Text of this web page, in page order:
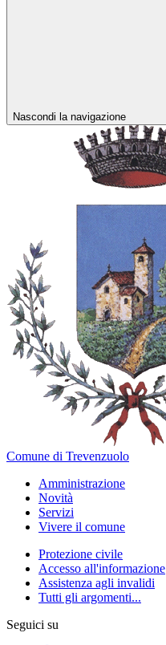
Nascondi la navigazione
Comune di Trevenzuolo
Amministrazione
Novità
Servizi
Vivere il comune
Protezione civile
Accesso all'informazione
Assistenza agli invalidi
Tutti gli argomenti...
Seguici su